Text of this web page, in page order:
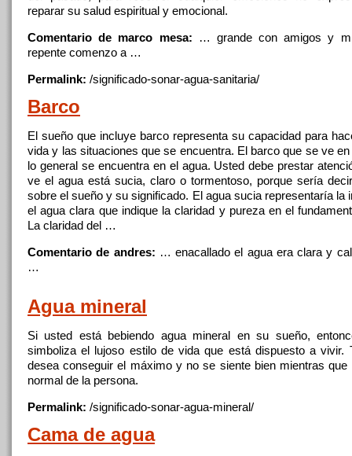
reparar su salud espiritual y emocional.
Comentario de marco mesa: … grande con amigosy
repente comenzo a …
Permalink: /significado-sonar-agua-sanitaria/
Barco
El sueño que incluye barco representa su capacidad para
viday las situaciones que se encuentra. El barco que se ve
lo general se encuentra en el agua. Usted debe prestar
ve el agua está sucia, claro o tormentoso, porque sería
sobre el sueñoy su significado. El agua suciarepresentaría la
elagua clara que indique la claridad ypureza en el
La claridad del …
Comentario de andres: … enacallado el aguaera claray
…
Aguamineral
Si usted está bebiendo aguamineral en su sueño,
simboliza el lujoso estilo de vida que está dispuesto a vivir.
desea conseguir el máximo yno se siente bien mientras que
normal de la persona.
Permalink: /significado-sonar-agua-mineral/
Cama de agua